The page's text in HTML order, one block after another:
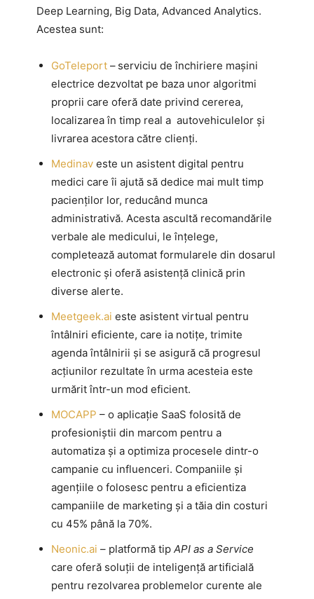
Deep Learning, Big Data, Advanced Analytics.
Acestea sunt:
GoTeleport – serviciu de închiriere mașini
electrice dezvoltat pe baza unor algoritmi
proprii care oferă date privind cererea,
localizarea în timp real a autovehiculelor și
livrarea acestora către clienți.
Medinav este un asistent digital pentru
medici care îi ajută să dedice mai mult timp
pacienților lor, reducând munca
administrativă. Acesta ascultă recomandările
verbale ale medicului, le înțelege,
completează automat formularele din dosarul
electronic și oferă asistență clinică prin
diverse alerte.
Meetgeek.ai este asistent virtual pentru
întâlniri eficiente, care ia notițe, trimite
agenda întâlnirii și se asigură că progresul
acțiunilor rezultate în urma acesteia este
urmărit într-un mod eficient.
MOCAPP – o aplicație SaaS folosită de
profesioniștii din marcom pentru a
automatiza și a optimiza procesele dintr-o
campanie cu influenceri. Companiile și
agențiile o folosesc pentru a eficientiza
campaniile de marketing și a tăia din costuri
cu 45% până la 70%.
Neonic.ai – platformă tip API as a Service
care oferă soluții de inteligență artificială
pentru rezolvarea problemelor curente ale